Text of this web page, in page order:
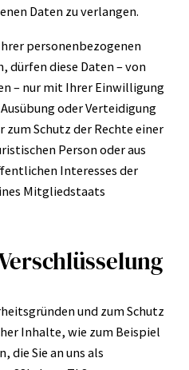
Daten zu verlangen.
personenbezogenen
dürfen diese Daten – von
– nur mit Ihrer Einwilligung
oder Verteidigung
zum Schutz der Rechte einer
Person oder aus
Interesses der
Mitgliedstaats
und zum Schutz
Inhalte, wie zum Beispiel
die Sie an uns als